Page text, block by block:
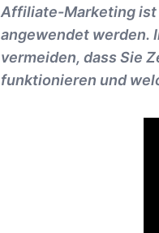
Affiliate-Marketing ist
angewendet werden.
vermeiden, dass Sie
funktionieren und